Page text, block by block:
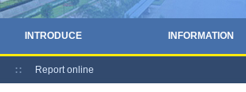
INTRODUCE INFORMATION
Report online